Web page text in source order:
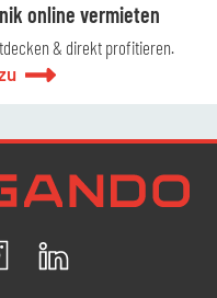
online vermieten
& direkt profitieren.
Instagram
dass ich die
Daten